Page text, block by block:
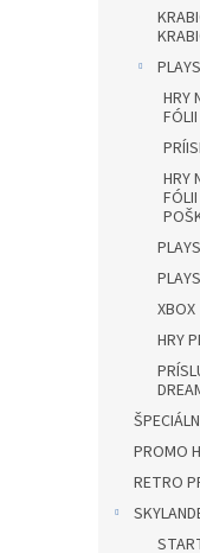
HRY
HRY
XBOX
HRY
PROMO
RETRO